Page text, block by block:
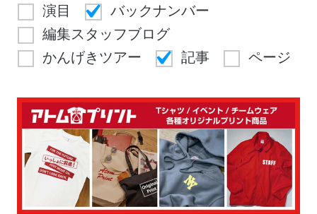
演目
バックナンバー
編集スタッフブログ
かんげきツアー
記事 ページ